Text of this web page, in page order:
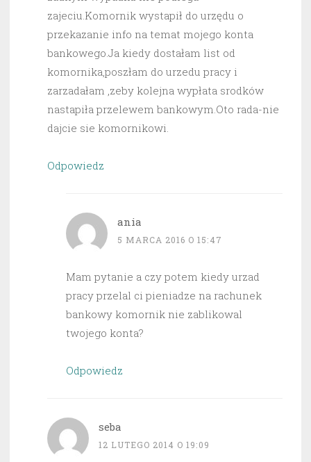
zajeciu.Komornik wystapił do urzędu o
przekazanie info na temat mojego konta
bankowego.Ja kiedy dostałam list od
komornika,poszłam do urzedu pracy i
zarzadałam ,zeby kolejna wypłata srodków
nastapiła przelewem bankowym.Oto rada-nie
dajcie sie komornikowi.
Odpowiedz
ania
5 MARCA 2016 O 15:47
Mam pytanie a czy potem kiedy urzad
pracy przelal ci pieniadze na rachunek
bankowy komornik nie zablikowal
twojego konta?
Odpowiedz
seba
12 LUTEGO 2014 O 19:09